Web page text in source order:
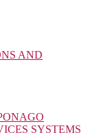
AND
SYSTEMS